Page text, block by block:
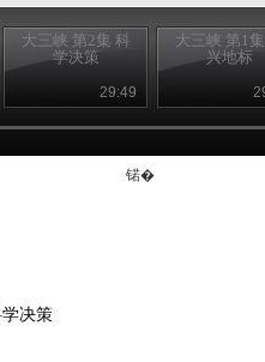
大三峡 第2集 科
学决策
29:49
大三峡 第1
兴地标
决策
锘�